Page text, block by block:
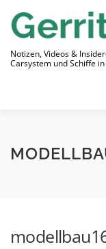
Inhalt
springen
Notizen, Videos &
Carsystem und Schiffe
LINKS